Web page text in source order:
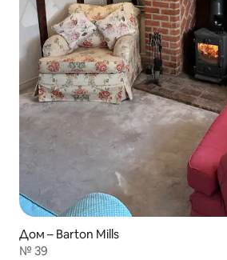
Дом – Barton Mills
№ 39